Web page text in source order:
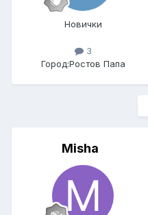
Новички
3
Город:Ростов Папа
Misha